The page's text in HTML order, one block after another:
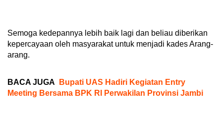
Semoga kedepannya lebih baik lagi dan beliau diberikan
kepercayaan oleh masyarakat untuk menjadi kades Arang-
arang.
BACA JUGA
Bupati UAS Hadiri Kegiatan Entry
Meeting Bersama BPK RI Perwakilan Provinsi Jambi